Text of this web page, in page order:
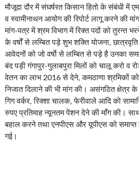
मौजूदा दौर में संघर्षरत किसान हितो के संबंधी में
व स्वामीनाथन आयोग की रिपोर्ट लागू करने की
मांग-पत्र में श्रम विभाग में रिक्त पदों को तुरन्त
के वर्षों से लम्बित पड़े शुभ शक्ति योजना,
आवेदनों को जो वर्षाे से लम्बित से पड़े है उनका
बंद पड़ी गंगापुर-गुलाबपुरा मिलों को चालू करो व
वेतन का लाभ 2016 से देने, कमठाणा श्रमिकों
निजात दिलाने की भी मांग की। असंगठित क्षेत्र
गिग वर्कर, रिक्शा चालक, फेरीवाले आदि को
रुपए प्रतिमाह न्यूनतम पेंशन देने की माँग की।
बहाल करने तथा एनपीएस और यूपीएस को समाप्त
गई।